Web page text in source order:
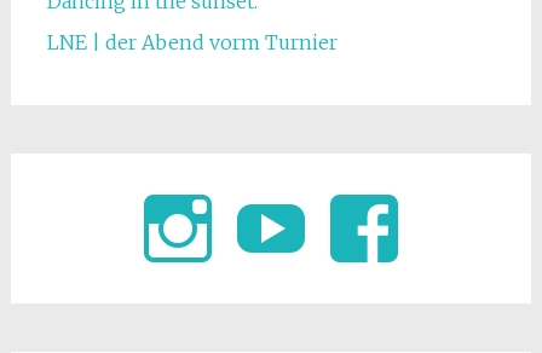
LNE | der Abend vorm Turnier